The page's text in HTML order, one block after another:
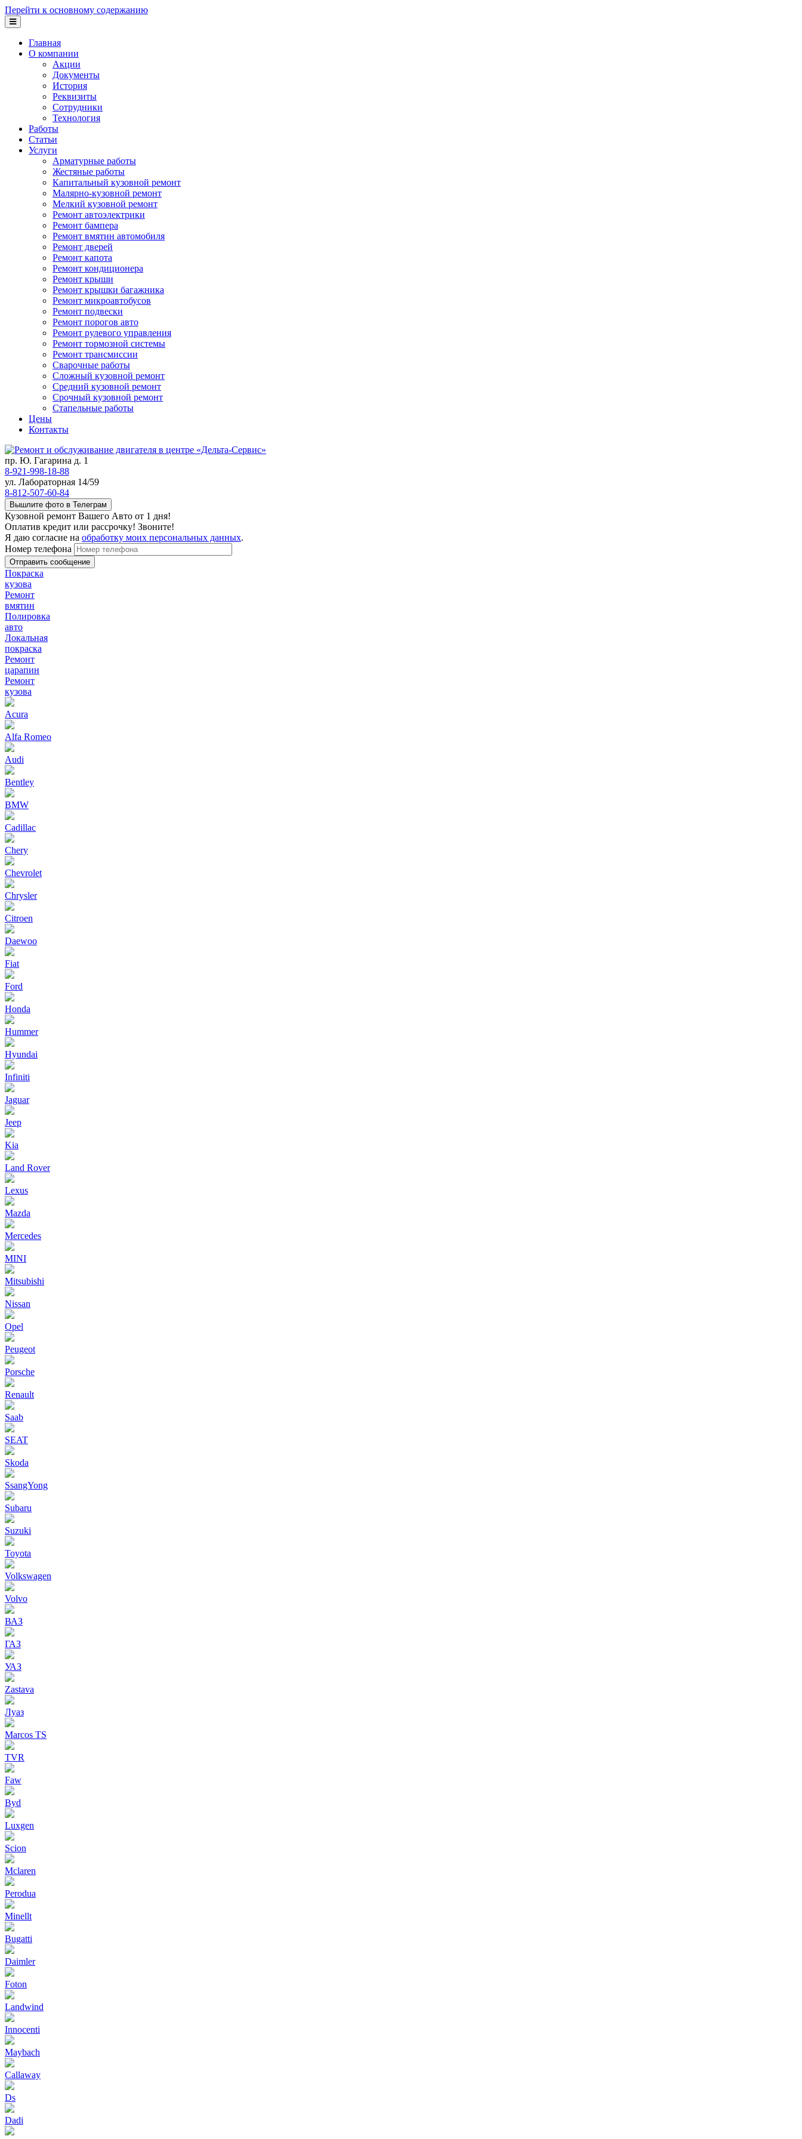
Перейти к основному содержанию
Главная
О компании
Акции
Документы
История
Реквизиты
Сотрудники
Технология
Работы
Статьи
Услуги
Арматурные работы
Жестяные работы
Капитальный кузовной ремонт
Малярно-кузовной ремонт
Мелкий кузовной ремонт
Ремонт автоэлектрики
Ремонт бампера
Ремонт вмятин автомобиля
Ремонт дверей
Ремонт капота
Ремонт кондиционера
Ремонт крыши
Ремонт крышки багажника
Ремонт микроавтобусов
Ремонт подвески
Ремонт порогов авто
Ремонт рулевого управления
Ремонт тормозной системы
Ремонт трансмиссии
Сварочные работы
Сложный кузовной ремонт
Средний кузовной ремонт
Срочный кузовной ремонт
Стапельные работы
Цены
Контакты
пр. Ю. Гагарина д. 1
8-921-998-18-88
ул. Лабораторная 14/59
8-812-507-60-84
Вышлите фото в Телеграм
Кузовной ремонт Вашего Авто от 1 дня!
Оплатив кредит или рассрочку! Звоните!
Я даю согласие на обработку моих персональных данных.
Номер телефона
Покраска
кузова
Ремонт
вмятин
Полировка
авто
Локальная
покраска
Ремонт
царапин
Ремонт
кузова
Acura
Alfa Romeo
Audi
Bentley
BMW
Cadillac
Chery
Chevrolet
Chrysler
Citroen
Daewoo
Fiat
Ford
Honda
Hummer
Hyundai
Infiniti
Jaguar
Jeep
Kia
Land Rover
Lexus
Mazda
Mercedes
MINI
Mitsubishi
Nissan
Opel
Peugeot
Porsche
Renault
Saab
SEAT
Skoda
SsangYong
Subaru
Suzuki
Toyota
Volkswagen
Volvo
ВАЗ
ГАЗ
УАЗ
Zastava
Луаз
Marcos TS
TVR
Faw
Byd
Luxgen
Scion
Mclaren
Perodua
Minellt
Bugatti
Daimler
Foton
Landwind
Innocenti
Maybach
Callaway
Ds
Dadi